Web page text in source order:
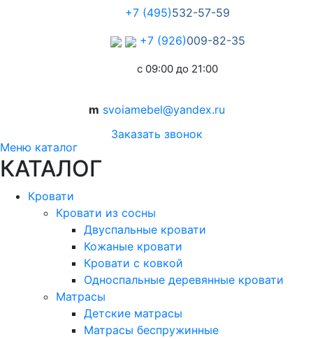
+7 (495)532-57-59
+7 (926)009-82-35
с 09:00 до 21:00
m svoiamebel@yandex.ru
Заказать звонок
Меню каталог
КАТАЛОГ
Кровати
Кровати из сосны
Двуспальные кровати
Кожаные кровати
Кровати с ковкой
Односпальные деревянные кровати
Матрасы
Детские матрасы
Матрасы беспружинные